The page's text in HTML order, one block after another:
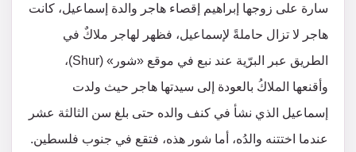
سارة على زوجها إبراهيم إقصاء هاجر والدة إسماعيل، كانت
هاجر لا تزال حاملةً لإسماعيل، فظهر لهاجر ملاكٌ في
الطريق عبر البرّية عند نبع في موقع «شور» (Shur)،
وأقنعها الملاكُ بالعودة إلى سيدتها هاجر حيث ولدت
إسماعيل الذي نشأ في كنف والده حتى بلغ سن الثالثة عشر
عندما اختتنه والدُه، أما شور هذه، فتقع في جنوب فلسطين.